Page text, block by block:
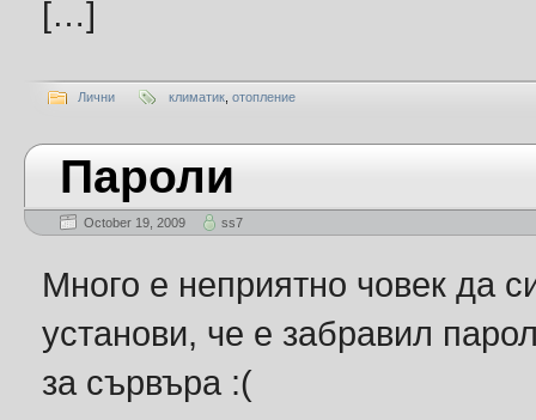
[…]
Лични климатик отопление
Пароли
October 19, 2009 ss7
Много е неприятно човек да
установи, че е забравил
за сървъра :(